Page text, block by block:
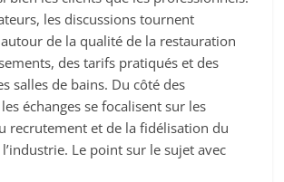
les discussions tournent
de la qualité de la restauration
des tarifs pratiqués et des
salles de bains. Du côté des
échanges se focalisent sur les
recrutement et de la fidélisation du
Le point sur le sujet avec